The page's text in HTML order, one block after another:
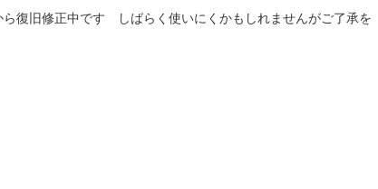
復旧修正中です しばらく使いにくかもしれませんがご了承を